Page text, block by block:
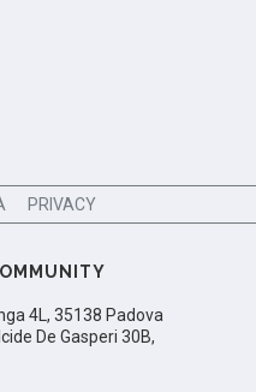
PRIVACY
4L, 35138 Padova
De Gasperi 30B,